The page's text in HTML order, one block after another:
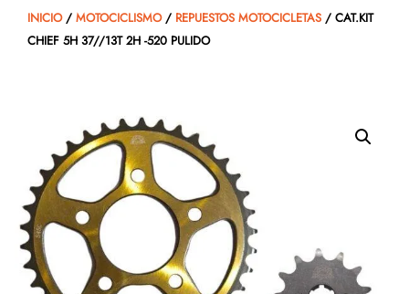
INICIO/ MOTOCICLISMO/ REPUESTOS MOTOCICLETAS / CAT.KIT
CHIEF 5H 37//13T 2H -520 PULIDO